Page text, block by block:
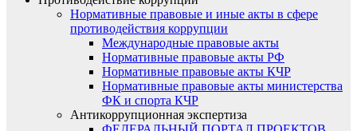
Нормативные правовые и иные акты в сфере
противодействия коррупции
Международные правовые акты
Нормативные правовые акты РФ
Нормативные правовые акты КЧР
Нормативные правовые акты министерства
ФК и спорта КЧР
Антикоррупционная экспертиза